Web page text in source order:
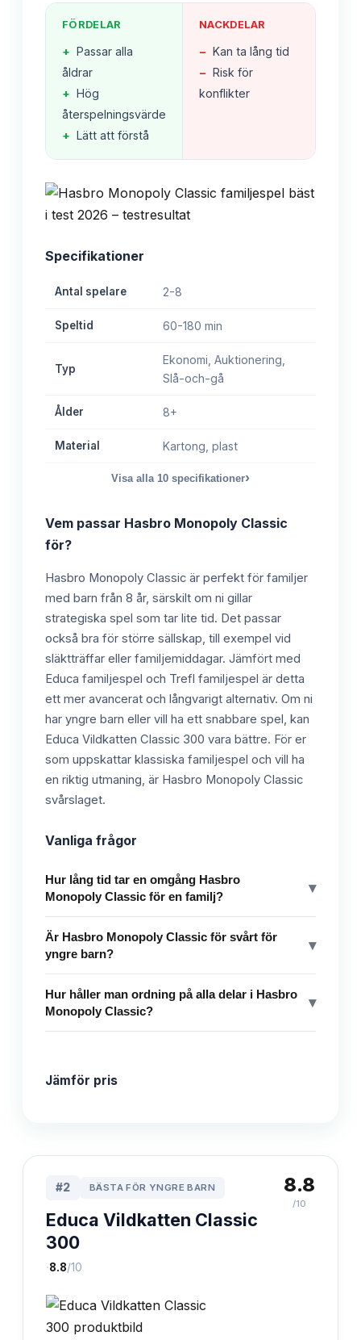
FÖRDELAR
+ Passar alla
åldrar
+ Hög
återspelningsvärde
+ Lätt att förstå
NACKDELAR
− Kan ta lång tid
− Risk för
konflikter
Specifikationer
Antal spelare 2-8
Speltid 60-180 min
Typ
Ekonomi, Auktionering,
Slå-och-gå
Ålder 8+
Material Kartong, plast
Visa alla 10 specifikationer›
Vem passar Hasbro Monopoly Classic
för?
Hasbro Monopoly Classic är perfekt för familjer
med barn från 8 år, särskilt om ni gillar
strategiska spel som tar lite tid. Det passar
också bra för större sällskap, till exempel vid
släktträffar eller familjemiddagar. Jämfört med
Educa familjespel och Trefl familjespel är detta
ett mer avancerat och långvarigt alternativ. Om ni
har yngre barn eller vill ha ett snabbare spel, kan
Educa Vildkatten Classic 300 vara bättre. För er
som uppskattar klassiska familjespel och vill ha
en riktig utmaning, är Hasbro Monopoly Classic
svårslaget.
Vanliga frågor
Hur lång tid tar en omgång Hasbro
Monopoly Classic för en familj?
▾
Är Hasbro Monopoly Classic för svårt för
yngre barn?
▾
Hur håller man ordning på alla delar i Hasbro
Monopoly Classic?
▾
Jämför pris
#2 BÄSTA FÖR YNGRE BARN
Educa Vildkatten Classic
300
·8.8/10
8.8
/10